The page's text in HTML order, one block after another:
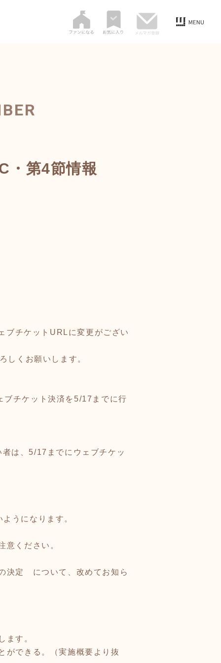
・第4節情報
ブチケットURLに変更がござい
しくお願いします。
チケット決済を5/17までに行
は、5/17までにウェブチケッ
うになります。
意ください。
決定 について、改めてお知ら
ます。
ができる。（実施概要より抜